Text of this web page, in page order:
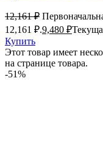
12,161₽
12,161 ₽.9,480 ₽
Купить
Этот товар имеет
на странице товара.
-51%